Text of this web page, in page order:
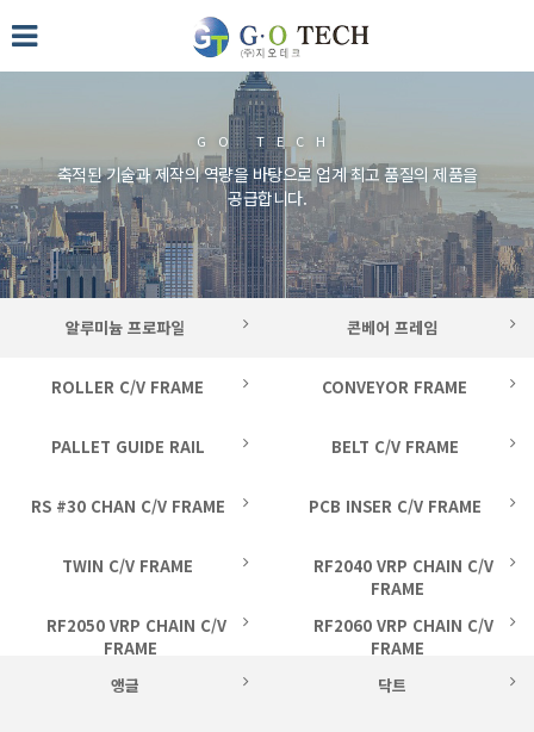
GO TECH
축적된 기술과 제작의 역량을 바탕으로 업계 최고 품질의 제품을
공급합니다.
알루미늄 프로파일 콘베어 프레임
ROLLER C/V FRAME CONVEYOR FRAME
PALLET GUIDE RAIL BELT C/V FRAME
RS #30 CHAN C/V FRAME PCB INSER C/V FRAME
TWIN C/V FRAME
RF2040 VRP CHAIN C/V
FRAME
RF2050 VRP CHAIN C/V
FRAME
RF2060 VRP CHAIN C/V
FRAME
앵글
닥트